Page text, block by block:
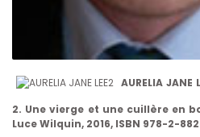
AURELIA
2. Une vierge et une cuillère en
Luce Wilquin, 2016, ISBN 978-2-